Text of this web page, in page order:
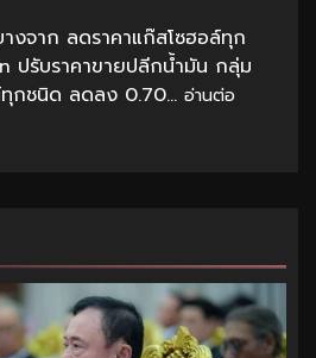
างจาก ลดราคาแก๊สโซฮอล์ทุก
ปรับราคาขายปลีกน้ำมัน กลุ่ม
ทุกชนิด ลดลง 0.70... อ่านต่อ